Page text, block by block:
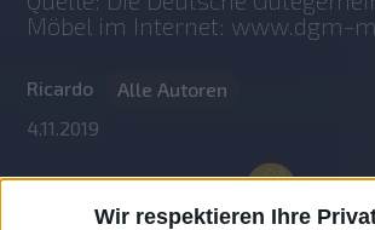
Wir respektieren Ihre
Möbel im Internet: www.dgm-
Ricardo
Alle Autoren
4.11.2019